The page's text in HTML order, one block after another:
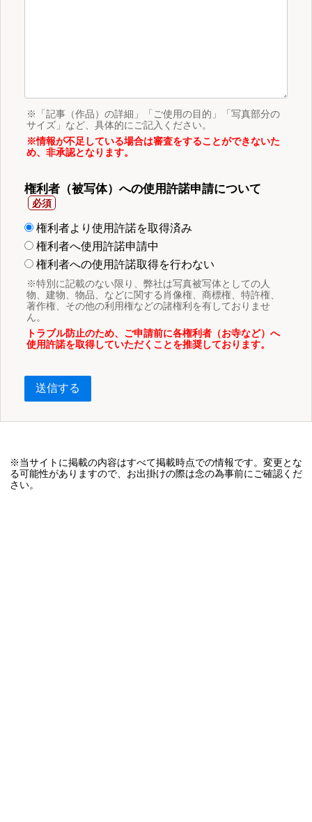
※「記事（作品）の詳細」「ご使用の目的」「写真部分の
サイズ」など、具体的にご記入ください。
※情報が不足している場合は審査をすることができないた
め、非承認となります。
権利者（被写体）への使用許諾申請について
権利者より使用許諾を取得済み
権利者へ使用許諾申請中
権利者への使用許諾取得を行わない
※特別に記載のない限り、弊社は写真被写体としての人
物、建物、物品、などに関する肖像権、商標権、特許権、
著作権、その他の利用権などの諸権利を有しておりませ
ん。
トラブル防止のため、ご申請前に各権利者（お寺など）へ
使用許諾を取得していただくことを推奨しております。
送信する
※当サイトに掲載の内容はすべて掲載時点での情報です。変更とな
る可能性がありますので、お出掛けの際は念の為事前にご確認くだ
さい。